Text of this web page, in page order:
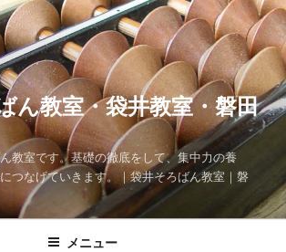
ん教室・袋井教室・磐田
教室です。基礎の徹底をして、集中力の養
つなげていきます。｜袋井そろばん教室｜磐
メニュー